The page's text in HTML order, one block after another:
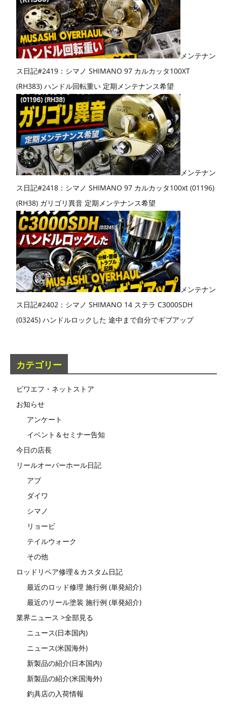
メンテナン
ス日記#2419：シマノ SHIMANO 97 カルカッタ100XT
(RH383) ハンドル回転重い 定期メンテナンス希望
メンテナン
ス日記#2418：シマノ SHIMANO 97 カルカッタ100xt (01196)
(RH38) ガリゴリ異音 定期メンテナンス希望
メンテナン
ス日記#2402：シマノ SHIMANO 14 ステラ C3000SDH
(03245) ハンドルロックした 途中まで自分でギブアップ
カテゴリー
ビワエフ・ネットストア
お知らせ
アンケート
イベント＆セミナー告知
今日の店長
リールオーバーホール日記
アブ
ダイワ
シマノ
リョービ
テイルウォーク
その他
ロッドリペア修理＆カスタム日記
最近のロッド修理 施行例 (単発紹介)
最近のリール塗装 施行例 (単発紹介)
業界ニュース >全部見る
ニュース(日本国内)
ニュース(米国海外)
新製品の紹介(日本国内)
新製品の紹介(米国海外)
釣具店の入荷情報